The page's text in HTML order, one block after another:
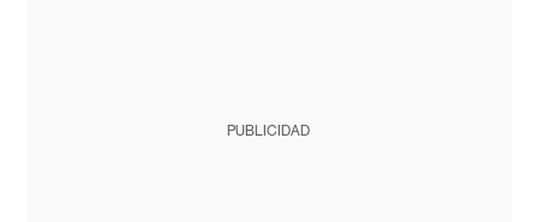
PUBLICIDAD